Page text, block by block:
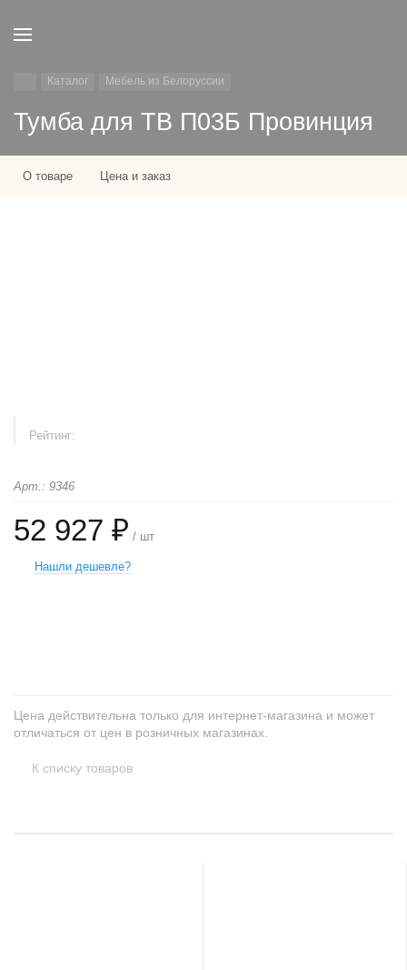
Каталог Мебель из Белоруссии
Тумба для ТВ П03Б Провинция
О товаре Цена и заказ
Рейтинг:
Арт.: 9346
52 927 ₽ / шт
Нашли дешевле?
Цена действительна только для интернет-магазина и может
отличаться от цен в розничных магазинах.
К списку товаров